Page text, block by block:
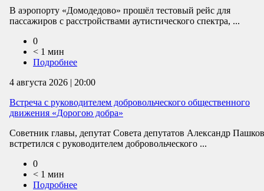
В аэропорту «Домодедово» прошёл тестовый рейс для
пассажиров с расстройствами аутистического спектра, ...
0
< 1 мин
Подробнее
4 августа 2026 | 20:00
Встреча с руководителем добровольческого общественного
движения «Дорогою добра»
Советник главы, депутат Совета депутатов Александр Пашков
встретился с руководителем добровольческого ...
0
< 1 мин
Подробнее